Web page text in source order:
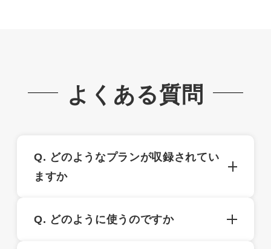
よくある質問
Q. どのようなプランが収録されてい
ますか
3.5間・4.0間・4.5間・5.0間・5.5間・6.0間の8
Q. どのように使うのですか